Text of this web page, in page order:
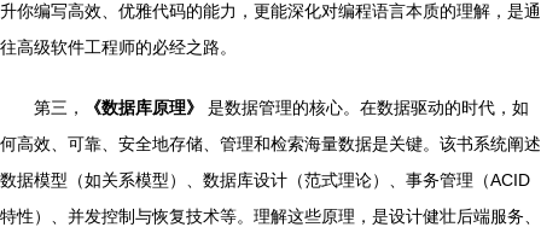
升你编写高效、优雅代码的能力，更能深化对编程语言本质的理解，是通
往高级软件工程师的必经之路。
第三， 《数据库原理》
是数据管理的核心。在数据驱动的时代，如
何高效、可靠、安全地存储、管理和检索海量数据是关键。该书系统阐述
数据模型（如关系模型）、数据库设计（范式理论）、事务管理（ACID
特性）、并发控制与恢复技术等。理解这些原理，是设计健壮后端服务、